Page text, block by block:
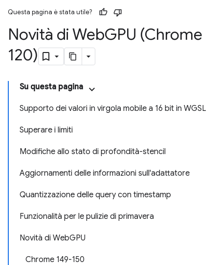
Questa pagina è stata utile?
Novità di WebGPU (Chrome
120)
Su questa pagina
Supporto dei valori in virgola mobile a 16 bit in WGSL
Superare i limiti
Modifiche allo stato di profondità-stencil
Aggiornamenti delle informazioni sull'adattatore
Quantizzazione delle query con timestamp
Funzionalità per le pulizie di primavera
Novità di WebGPU
Chrome 149-150